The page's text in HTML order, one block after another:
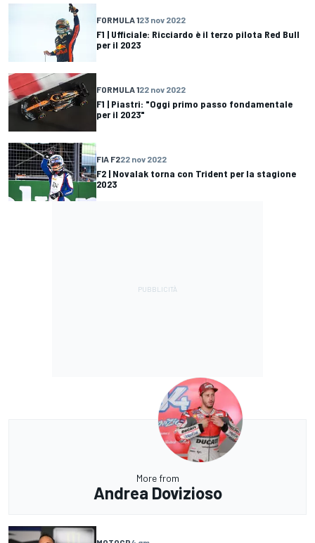
FORMULA 123 nov 2022
F1 | Ufficiale: Ricciardo è il terzo pilota Red Bull
per il 2023
FORMULA 122 nov 2022
F1 | Piastri: "Oggi primo passo fondamentale
per il 2023"
FIA F222 nov 2022
F2 | Novalak torna con Trident per la stagione
2023
More from
Andrea Dovizioso